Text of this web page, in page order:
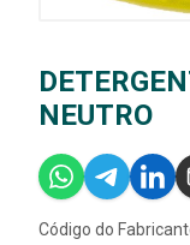
NEUTRO
Código do